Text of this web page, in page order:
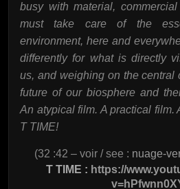
busy with material,
must take care of the
environment, here and
differently for what is directly
us, and weighing on the central
future of our biosphere and
An atypical film. A practical film.
T TIME!
(32 :42 – voir / see : nuage-
T TIME : https://